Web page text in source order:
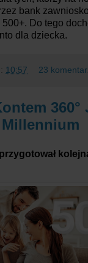
bank
Do tego
dla dziecka.
10:57 23